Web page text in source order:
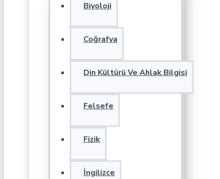
Biyoloji
Coğrafya
Din Kültürü Ve Ahlak Bilgisi
Felsefe
Fizik
İngilizce